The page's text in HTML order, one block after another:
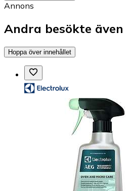
Annons
Andra besökte även
Hoppa över innehållet